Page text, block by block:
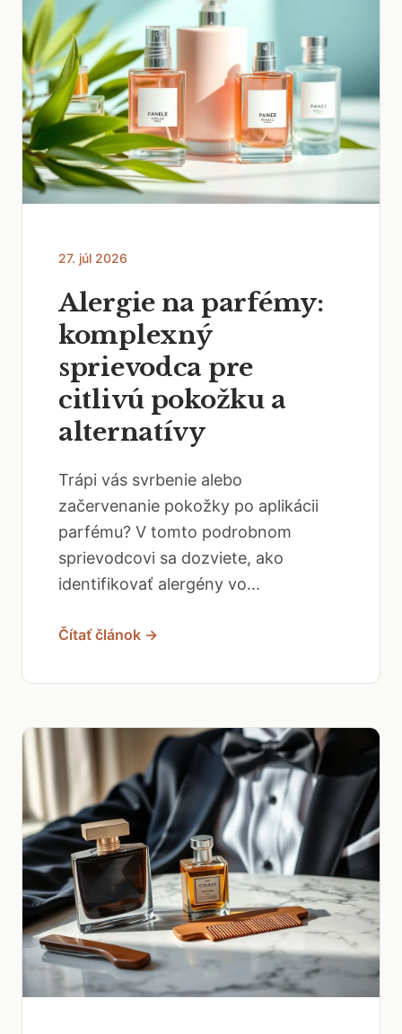
27. júl 2026
Alergie na parfémy:
komplexný
sprievodca pre
citlivú pokožku a
alternatívy
Trápi vás svrbenie alebo
začervenanie pokožky po aplikácii
parfému? V tomto podrobnom
sprievodcovi sa dozviete, ako
identifikovať alergény vo...
Čítať článok →